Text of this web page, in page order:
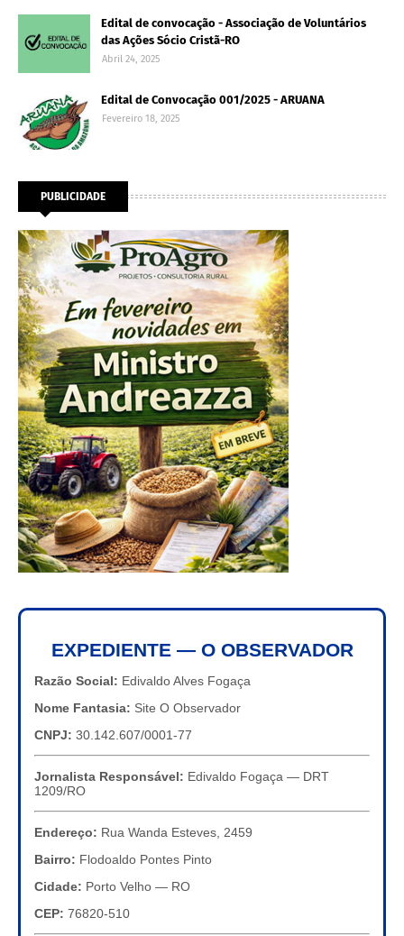
Edital de convocação - Associação de Voluntários
das Ações Sócio Cristã-RO
Abril 24, 2025
Edital de Convocação 001/2025 - ARUANA
Fevereiro 18, 2025
PUBLICIDADE
EXPEDIENTE — O OBSERVADOR
Razão Social: Edivaldo Alves Fogaça
Nome Fantasia: Site O Observador
CNPJ: 30.142.607/0001-77
Jornalista Responsável: Edivaldo Fogaça — DRT
1209/RO
Endereço: Rua Wanda Esteves, 2459
Bairro: Flodoaldo Pontes Pinto
Cidade: Porto Velho — RO
CEP: 76820-510